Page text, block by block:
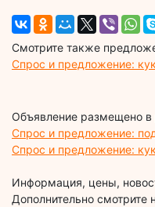
Смотрите также
Спрос и предложение:
Объявление размещено в
Спрос и предложение:
Спрос и предложение:
Информация, цены,
Дополнительно смотрите